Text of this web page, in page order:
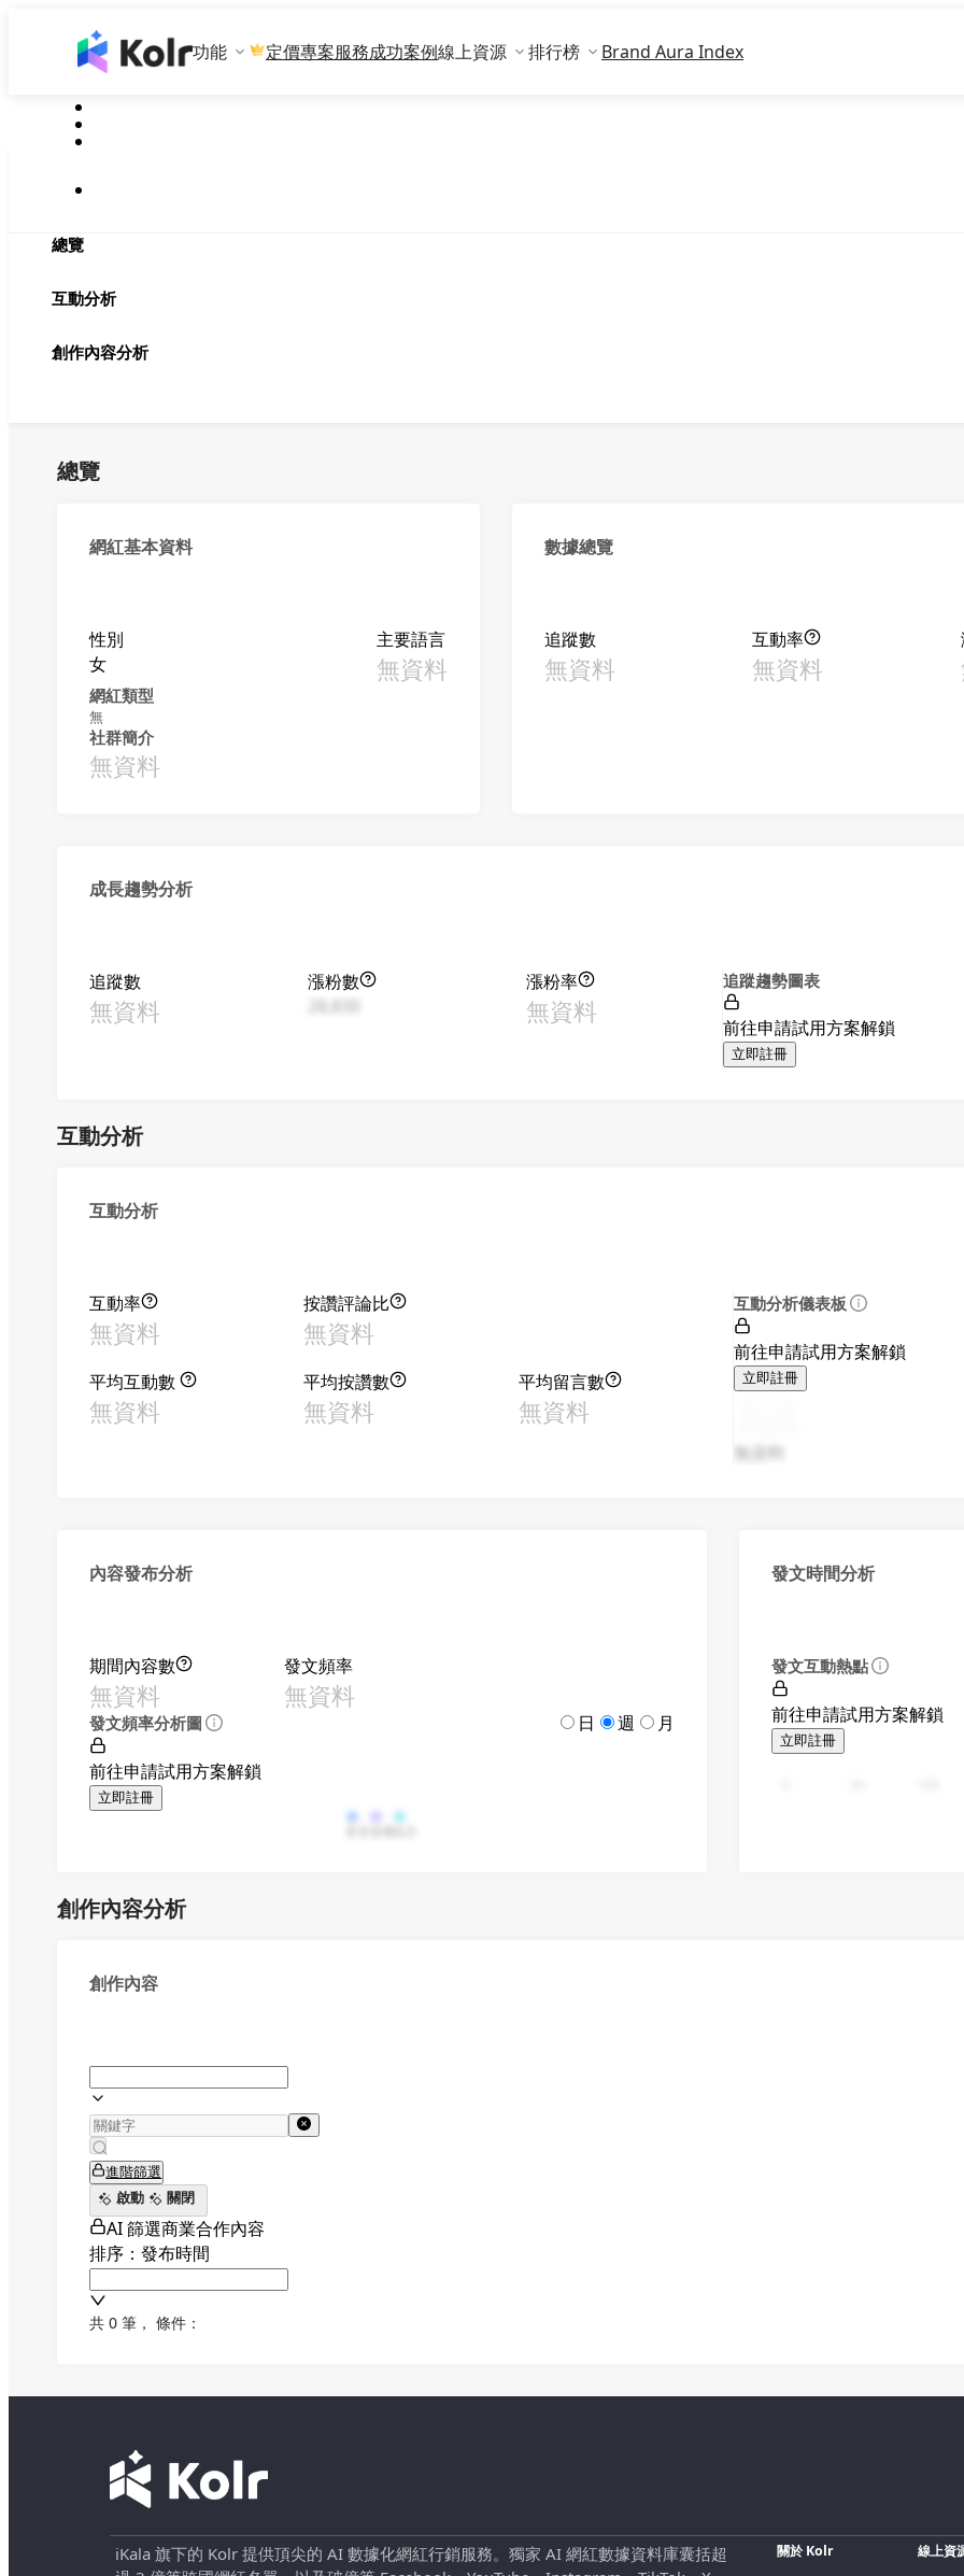
功能 定價專案服務成功案例線上資源 排行榜 Brand Aura Index
總覽
互動分析
創作內容分析
總覽
網紅基本資料
性別
女
主要語言
無資料
網紅類型
無
社群簡介
無資料
數據總覽
追蹤數
無資料
互動率
無資料
成長趨勢分析
追蹤數
無資料
漲粉數
漲粉率
無資料
追蹤趨勢圖表
前往申請試用方案解鎖
立即註冊
互動分析
互動分析
互動率
無資料
按讚評論比
無資料
平均互動數
無資料
平均按讚數
無資料
平均留言數
無資料
互動分析儀表板
前往申請試用方案解鎖
立即註冊
無資料
內容發布分析
期間內容數
無資料
發文頻率
無資料
發文頻率分析圖 日 週 月
前往申請試用方案解鎖
立即註冊
發文時間分析
發文互動熱點
前往申請試用方案解鎖
立即註冊
創作內容分析
創作內容
進階篩選
啟動
關閉
AI 篩選商業合作內容
排序：發布時間
共 0 筆 ， 條件：
iKala 旗下的 Kolr 提供頂尖的 AI 數據化網紅行銷服務。獨家 AI 網紅數據資料庫囊括超
關於 Kolr 線上資